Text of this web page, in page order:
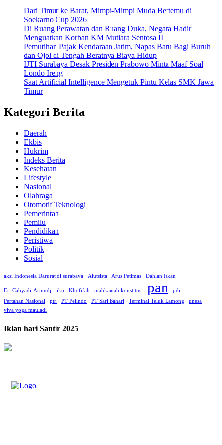
Dari Timur ke Barat, Mimpi-Mimpi Muda Bertemu di
Soekarno Cup 2026
Di Ruang Perawatan dan Ruang Duka, Negara Hadir
Menguatkan Korban KM Mutiara Sentosa II
Pemutihan Pajak Kendaraan Jatim, Napas Baru Bagi Buruh
dan Ojol di Tengah Beratnya Biaya Hidup
IJTI Surabaya Desak Presiden Prabowo Minta Maaf Soal
Londo Ireng
Saat Artificial Intelligence Mengetuk Pintu Kelas SMK Jawa
Timur
Kategori Berita
Daerah
Ekbis
Hukrim
Indeks Berita
Kesehatan
Lifestyle
Nasional
Olahraga
Otomotif Teknologi
Pemerintah
Pemilu
Pendidikan
Peristiwa
Politik
Sosial
aksi Indonesia Darurat di surabaya Alutsista Arus Petimas Dahlan Iskan
Eri Cahyadi-Armudji ikn Khofifah mahkamah konstitusi pan
pdi
Pertahan Nasional
ptn PT Pelindo PT Sari Bahari Terminal Teluk Lamong
unesa
viva yoga mauladi
Iklan hari Santir 2025